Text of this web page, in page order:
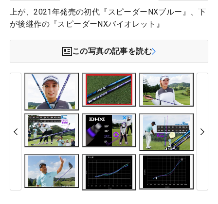
上が、2021年発売の初代『スピーダーNXブルー』、下
が後継作の『スピーダーNXバイオレット』
この写真の記事を読む